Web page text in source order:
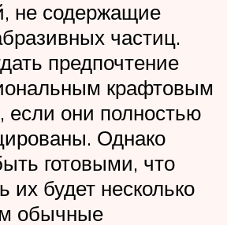
не содержащие
частиц.
предпочтение
крафтовым
если они полностью
Однако
готовыми, что
их будет несколько
обычные